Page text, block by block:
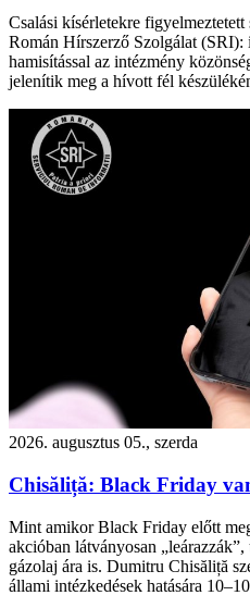
Csalási kísérletekre
Román Hírszerző Szolgálat (SRI):
hamisítással az intézmény
jelenítik meg a hívott fél
2026. augusztus 05., szerda
Chisăliță: Black Friday
Mint amikor Black Friday előtt
akcióban látványosan
gázolaj ára is. Dumitru Chisăliță
állami intézkedések hatására